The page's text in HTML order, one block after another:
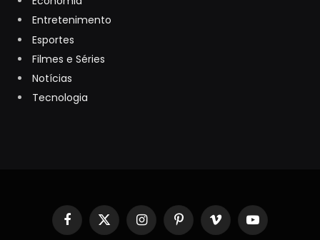
Entretenimento
Esportes
Filmes e Séries
Notícias
Tecnologia
Facebook
X
InstagramPinterestVimeo YouTube